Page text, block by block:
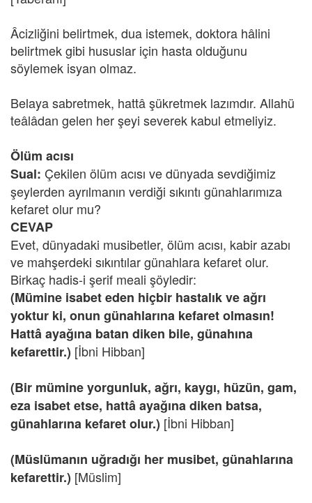
Âcizliğini belirtmek, dua istemek, doktora hâlini
belirtmek gibi hususlar için hasta olduğunu
söylemek isyan olmaz.
Belaya sabretmek, hattâ şükretmek lazımdır. Allahü
teâlâdan gelen her şeyi severek kabul etmeliyiz.
Ölüm acısı
Sual: Çekilen ölüm acısı ve dünyada sevdiğimiz
şeylerden ayrılmanın verdiği sıkıntı günahlarımıza
kefaret olur mu?
CEVAP
Evet, dünyadaki musibetler, ölüm acısı, kabir azabı
ve mahşerdeki sıkıntılar günahlara kefaret olur.
Birkaç hadis-i şerif meali şöyledir:
(Mümine isabet eden hiçbir hastalık ve ağrı
yoktur ki, onun günahlarına kefaret olmasın!
Hattâ ayağına batan diken bile, günahına
kefarettir.) [İbni Hibban]
(Bir mümine yorgunluk, ağrı, kaygı, hüzün, gam,
eza isabet etse, hattâ ayağına diken batsa,
günahlarına kefaret olur.) [İbni Hibban]
(Müslümanın uğradığı her musibet, günahlarına
kefarettir.) [Müslim]